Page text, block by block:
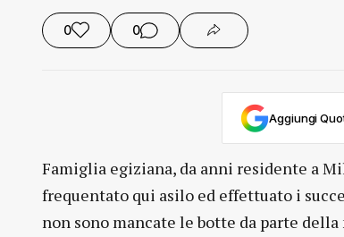
0 0
Aggiungi
Famiglia egiziana, da anni residente a
frequentato qui asilo ed effettuato i
non sono mancate le botte da parte